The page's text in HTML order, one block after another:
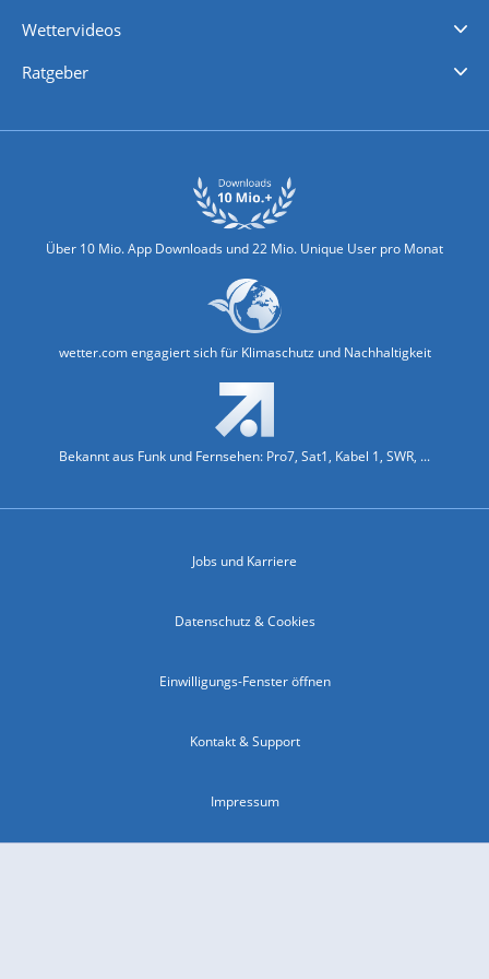
Wettervideos
Ratgeber
Über 10 Mio. App Downloads und 22 Mio. Unique User pro Monat
wetter.com engagiert sich für Klimaschutz und Nachhaltigkeit
Bekannt aus Funk und Fernsehen: Pro7, Sat1, Kabel 1, SWR, ...
Jobs und Karriere
Datenschutz & Cookies
Einwilligungs-Fenster öffnen
Kontakt & Support
Impressum